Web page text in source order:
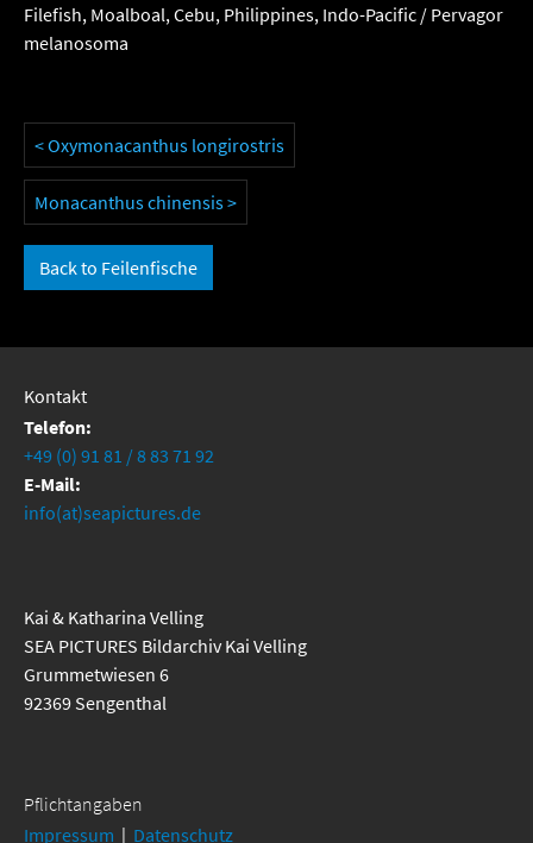
Filefish, Moalboal, Cebu, Philippines, Indo-Pacific / Pervagor
melanosoma
< Oxymonacanthus longirostris
Monacanthus chinensis >
Back to Feilenfische
Kontakt
Telefon:
+49 (0) 91 81 / 8 83 71 92
E-Mail:
info(at)seapictures.de
Kai & Katharina Velling
SEA PICTURES Bildarchiv Kai Velling
Grummetwiesen 6
92369 Sengenthal
Pflichtangaben
Impressum | Datenschutz